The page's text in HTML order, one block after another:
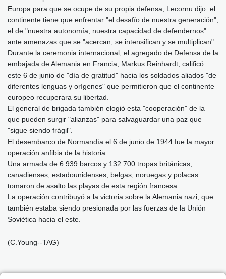
Europa para que se ocupe de su propia defensa, Lecornu dijo: el
continente tiene que enfrentar "el desafío de nuestra generación",
el de "nuestra autonomía, nuestra capacidad de defendernos"
ante amenazas que se "acercan, se intensifican y se multiplican".
Durante la ceremonia internacional, el agregado de Defensa de la
embajada de Alemania en Francia, Markus Reinhardt, calificó
este 6 de junio de "día de gratitud" hacia los soldados aliados "de
diferentes lenguas y orígenes" que permitieron que el continente
europeo recuperara su libertad.
El general de brigada también elogió esta "cooperación" de la
que pueden surgir "alianzas" para salvaguardar una paz que
"sigue siendo frágil".
El desembarco de Normandía el 6 de junio de 1944 fue la mayor
operación anfibia de la historia.
Una armada de 6.939 barcos y 132.700 tropas británicas,
canadienses, estadounidenses, belgas, noruegas y polacas
tomaron de asalto las playas de esta región francesa.
La operación contribuyó a la victoria sobre la Alemania nazi, que
también estaba siendo presionada por las fuerzas de la Unión
Soviética hacia el este.
(C.Young--TAG)